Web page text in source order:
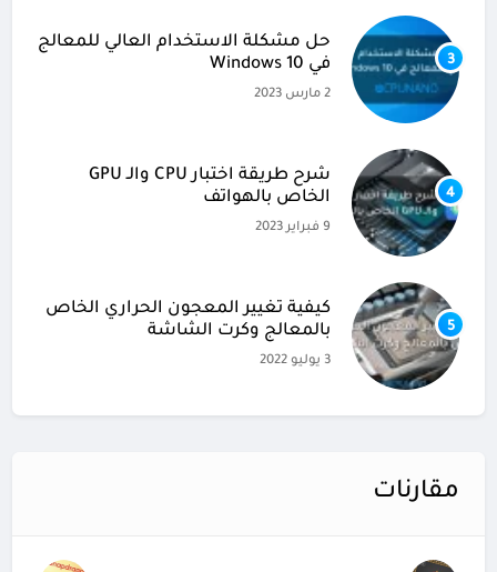
3
حل مشكلة الاستخدام العالي للمعالج
في Windows 10
2 مارس 2023
4
شرح طريقة اختبار CPU والـ GPU
الخاص بالهواتف
9 فبراير 2023
5
كيفية تغيير المعجون الحراري الخاص
بالمعالج وكرت الشاشة
3 يوليو 2022
مقارنات